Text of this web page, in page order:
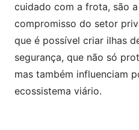
cuidado com a frota, são
compromisso do setor
que é possível criar ilhas
segurança, que não só
mas também influenciam
ecossistema viário.